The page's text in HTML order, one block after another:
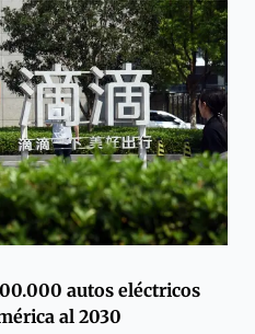
autos eléctricos
al 2030